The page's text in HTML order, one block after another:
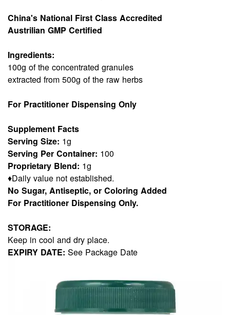
China's National First Class Accredited
Austrilian GMP Certified
Ingredients:
100g of the concentrated granules
extracted from 500g of the raw herbs
For Practitioner Dispensing Only
Supplement Facts
Serving Size: 1g
Serving Per Container: 100
Proprietary Blend: 1g
♦Daily value not established.
No Sugar, Antiseptic, or Coloring Added
For Practitioner Dispensing Only.
STORAGE:
Keep in cool and dry place.
EXPIRY DATE: See Package Date